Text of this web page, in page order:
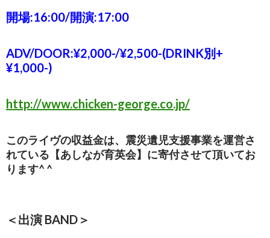
開場:16:00/開演:17:00
ADV/DOOR:¥2,000-/¥2,500-(DRINK別+
¥1,000-)
http://www.chicken-george.co.jp/
このライヴの収益金は、震災遺児支援事業を運営さ
れている【あしなが育英会】に寄付させて頂いてお
ります^ ^
＜出演 BAND＞